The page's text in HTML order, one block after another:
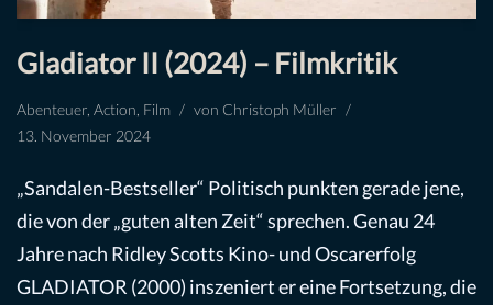
Gladiator II (2024) – Filmkritik
Abenteuer Action Film von Christoph Müller
13. November 2024
„Sandalen-Bestseller“ Politisch punkten gerade jene,
die von der „guten alten Zeit“ sprechen. Genau 24
Jahre nach Ridley Scotts Kino- und Oscarerfolg
GLADIATOR (2000) inszeniert er eine Fortsetzung, die